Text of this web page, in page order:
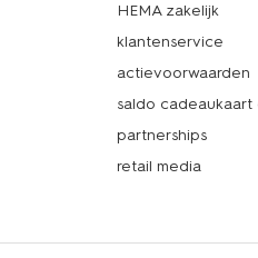
HEMA zakelijk
klantenservice
actievoorwaarden
saldo cadeaukaart
partnerships
retail media